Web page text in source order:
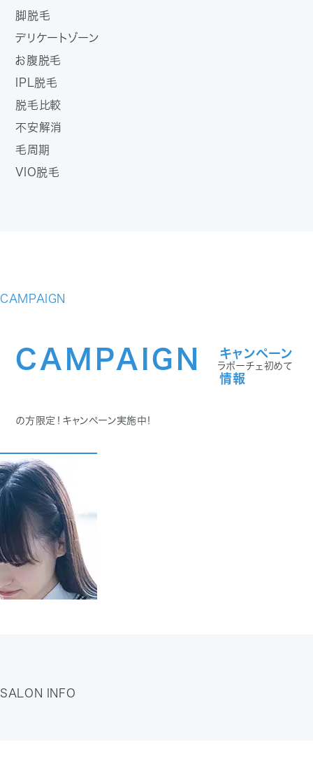
脚脱毛
デリケートゾーン
お腹脱毛
IPL脱毛
脱毛比較
不安解消
毛周期
VIO脱毛
CAMPAIGN
CAMPAIGN
キャンペーン
情報
ラポーチェ初めて
の方限定！キャンペーン実施中！
SALON INFO